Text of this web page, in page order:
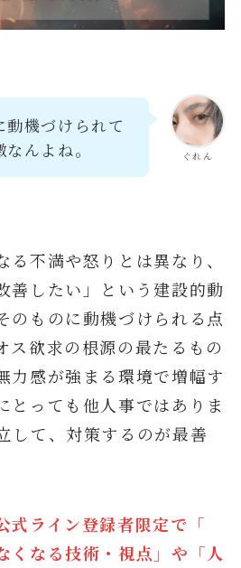
ぐれん
機づけられて
んよね。
る不満や怒りとは異なり、
善したい」という建設的動
のものに動機づけられる点
ス欲求の根源の最たるもの
力感が強まる環境で増幅す
とっても他人事ではありま
して、対策するのが最善
式ライン登録者限定で「
くなる技術・視点」や「人